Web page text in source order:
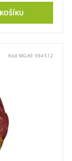
Kód:MGAE-594512